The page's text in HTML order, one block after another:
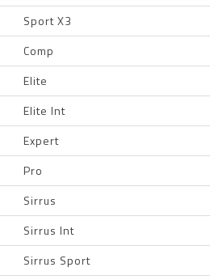
Sport X3
Comp
Elite
Elite Int
Expert
Pro
Sirrus
Sirrus Int
Sirrus Sport